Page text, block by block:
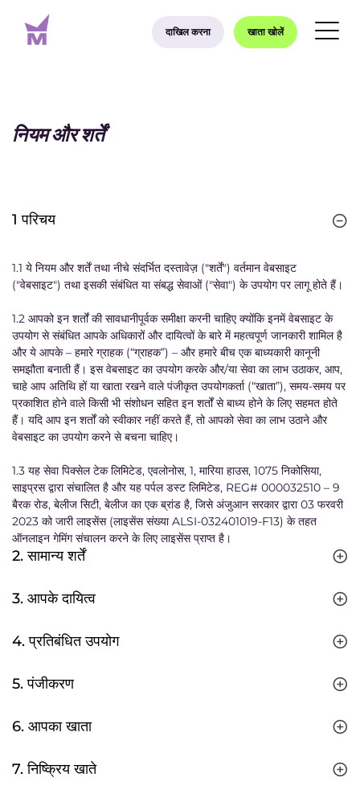
दाखिल करना खाता खोलें
नियम और शर्तें
1 परिचय
1.1 ये नियम और शर्तें तथा नीचे संदर्भित दस्तावेज़ ("शर्तें") वर्तमान वेबसाइट
("वेबसाइट") तथा इसकी संबंधित या संबद्ध सेवाओं ("सेवा") के उपयोग पर लागू होते हैं।
1.2 आपको इन शर्तों की सावधानीपूर्वक समीक्षा करनी चाहिए क्योंकि इनमें वेबसाइट के
उपयोग से संबंधित आपके अधिकारों और दायित्वों के बारे में महत्वपूर्ण जानकारी शामिल है
और ये आपके – हमारे ग्राहक (“ग्राहक”) – और हमारे बीच एक बाध्यकारी कानूनी
समझौता बनाती हैं। इस वेबसाइट का उपयोग करके और/या सेवा का लाभ उठाकर, आप,
चाहे आप अतिथि हों या खाता रखने वाले पंजीकृत उपयोगकर्ता (“खाता”), समय-समय पर
प्रकाशित होने वाले किसी भी संशोधन सहित इन शर्तों से बाध्य होने के लिए सहमत होते
हैं। यदि आप इन शर्तों को स्वीकार नहीं करते हैं, तो आपको सेवा का लाभ उठाने और
वेबसाइट का उपयोग करने से बचना चाहिए।
1.3 यह सेवा पिक्सेल टेक लिमिटेड, एवलोनोस, 1, मारिया हाउस, 1075 निकोसिया,
साइप्रस द्वारा संचालित है और यह पर्पल डस्ट लिमिटेड, REG# 000032510 – 9
बैरक रोड, बेलीज सिटी, बेलीज का एक ब्रांड है, जिसे अंजुआन सरकार द्वारा 03 फरवरी
2023 को जारी लाइसेंस (लाइसेंस संख्या ALSI-032401019-F13) के तहत
ऑनलाइन गेमिंग संचालन करने के लिए लाइसेंस प्राप्त है।
2. सामान्य शर्तें
3. आपके दायित्व
4. प्रतिबंधित उपयोग
5. पंजीकरण
6. आपका खाता
7. निष्क्रिय खाते